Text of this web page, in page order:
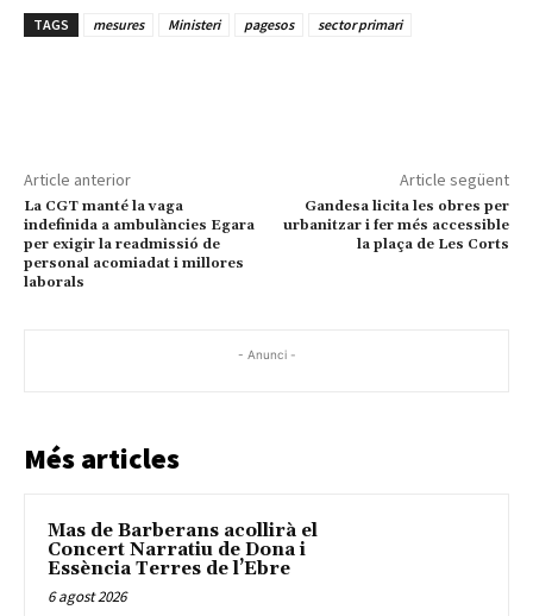
TAGS mesures Ministeri pagesos sector primari
Article anterior
La CGT manté la vaga
indefinida a ambulàncies Egara
per exigir la readmissió de
personal acomiadat i millores
laborals
Article següent
Gandesa licita les obres per
urbanitzar i fer més accessible
la plaça de Les Corts
- Anunci -
Més articles
Mas de Barberans acollirà el
Concert Narratiu de Dona i
Essència Terres de l’Ebre
6 agost 2026